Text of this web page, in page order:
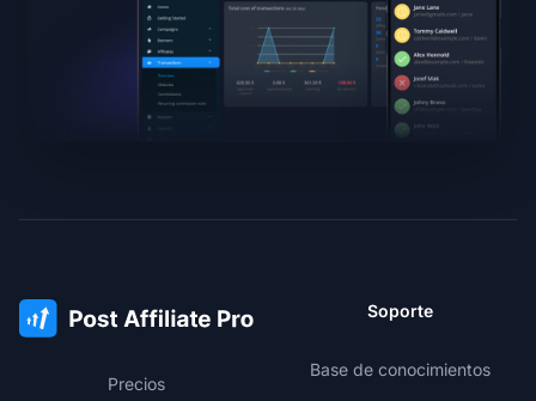
Precios
Soporte
Base de conocimientos